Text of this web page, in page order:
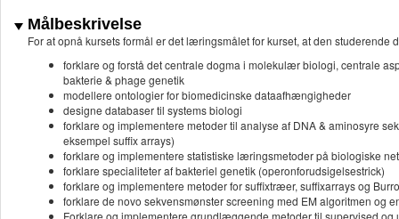
Målbeskrivelse
For at opnå kursets formål er det læringsmålet for kurset, at den studerende
forklare og forstå det centrale dogma i molekulær biologi, centrale
bakterie & phage genetik
modellere ontologier for biomedicinske dataafhængigheder
designe databaser til systems biologi
forklare og implementere metoder til analyse af DNA & aminosyre
eksempel suffix arrays)
forklare og implementere statistiske læringsmetoder på biologiske
forklare specialiteter af bakteriel genetik (operonforudsigelsestrick)
forklare og implementere metoder for suffixtræer, suffixarrays og
forklare de novo sekvensmønster screening med EM algoritmen og